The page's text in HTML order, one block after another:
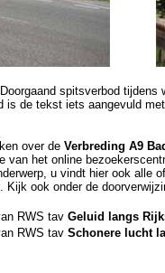
spitsverbod
is de tekst iets aangevuld
over de Verbreding A9
van het online
u vindt hier ook alle
Kijk ook onder de
RWS tav Geluid langs
RWS tav Schonere lucht